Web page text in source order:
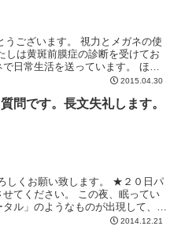
うございます。 視力とメガネの使
しは黄斑前膜症の診断を受けてお
日常生活を送っています。 ほぼ
疲労と慢性の肩こり状...2015.04.30
問です。長文失礼します。
しくお願い致します。 ★２０日パ
てください。 この夜、眠ってい
ル」のようなものが出現して、ま
い込もうとしたので、... 2014.12.21